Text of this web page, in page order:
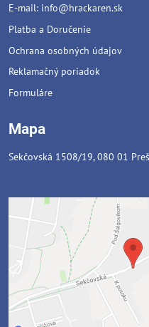
E-mail: info@hrackaren.sk
Platba a Doručenie
Ochrana osobných údajov
Reklamačný poriadok
Formuláre
Mapa
Sekčovská 1508/19, 080 01